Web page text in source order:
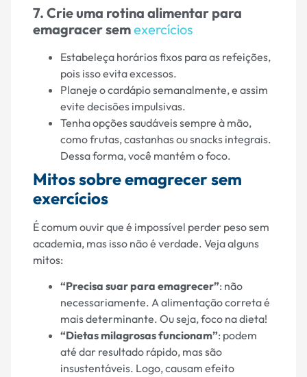
7. Crie uma rotina alimentar para
emagracer semexercícios
Estabeleça horários fixos para as refeições,
pois isso evita excessos.
Planeje o cardápio semanalmente, e assim
evite decisões impulsivas.
Tenha opções saudáveis sempre à mão,
como frutas, castanhas ou snacks integrais.
Dessa forma, você mantém o foco.
Mitos sobre emagrecer sem
exercícios
É comum ouvir que é impossível perder peso sem
academia, mas isso não é verdade. Veja alguns
mitos:
“Precisa suar para emagrecer”: não
necessariamente. A alimentação correta é
mais determinante. Ou seja, foco na dieta!
“Dietas milagrosas funcionam”: podem
até dar resultado rápido, mas são
insustentáveis. Logo, causam efeito